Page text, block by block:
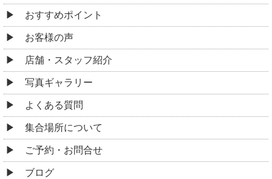
おすすめポイント
お客様の声
店舗・スタッフ紹介
写真ギャラリー
よくある質問
集合場所について
ご予約・お問合せ
ブログ